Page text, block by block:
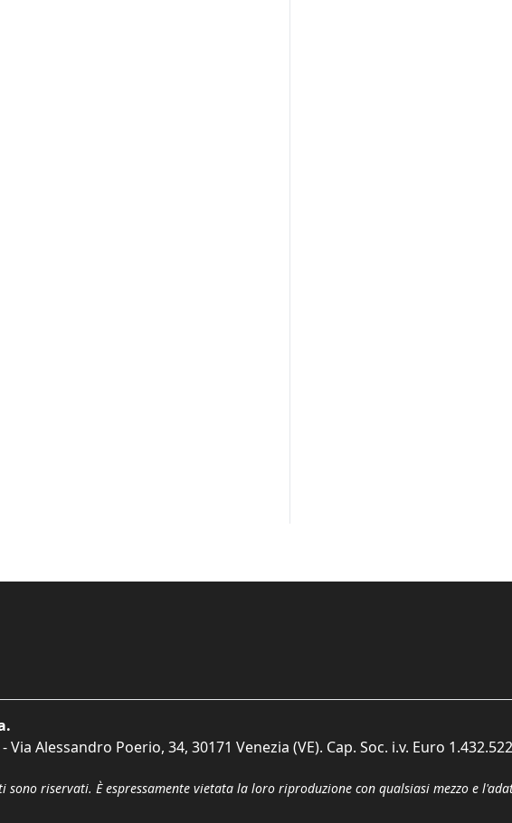
Alessandro Poerio, 34, 30171 Venezia (VE). Cap. Soc. i.v. Euro
riservati. È espressamente vietata la loro riproduzione con qualsiasi mezzo e